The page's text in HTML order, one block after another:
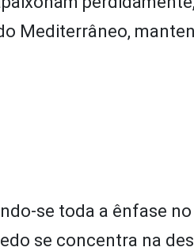
Mediterrâneo,
se toda a ênfase
se concentra na